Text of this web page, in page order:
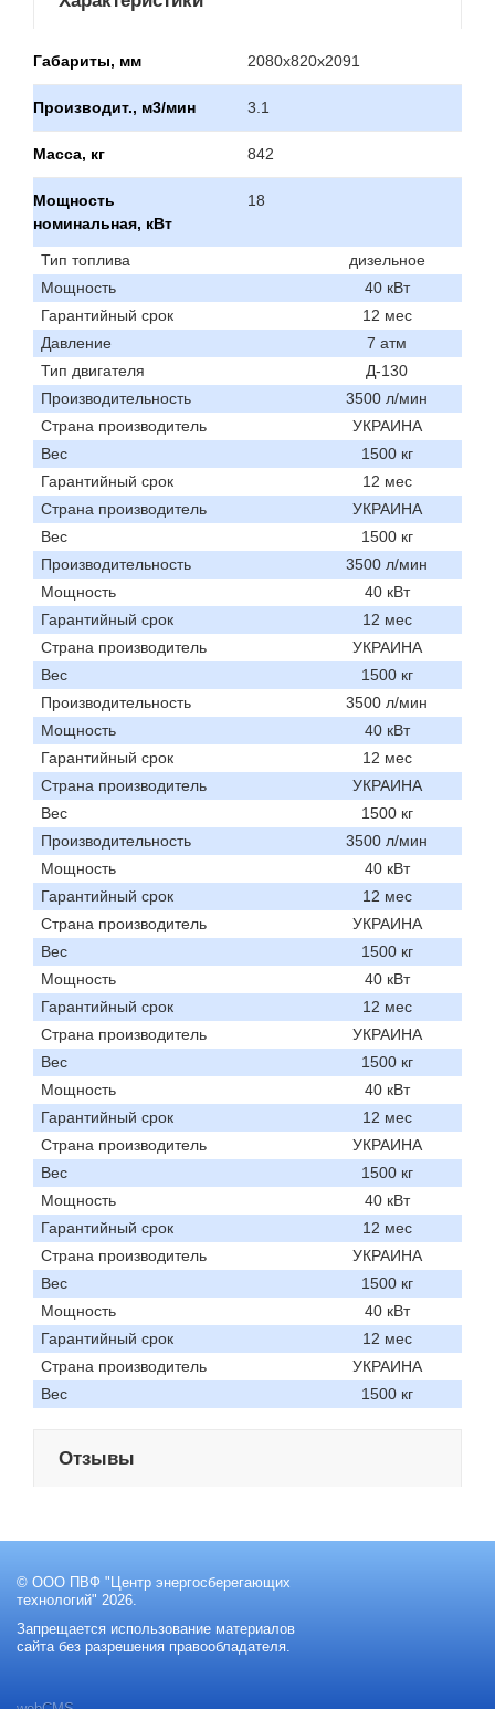
Габариты, мм 2080х820х2091
Производит., м3/мин 3.1
Масса, кг 842
Мощность
номинальная, кВт
18
Тип топлива
дизельное
Мощность
40 кВт
Гарантийный срок
12 мес
Давление
7 атм
Тип двигателя
Д-130
Производительность
3500 л/мин
Страна производитель
УКРАИНА
Вес
1500 кг
Гарантийный срок
12 мес
Страна производитель
УКРАИНА
Вес
1500 кг
Производительность
3500 л/мин
Мощность
40 кВт
Гарантийный срок
12 мес
Страна производитель
УКРАИНА
Вес
1500 кг
Производительность
3500 л/мин
Мощность
40 кВт
Гарантийный срок
12 мес
Страна производитель
УКРАИНА
Вес
1500 кг
Производительность
3500 л/мин
Мощность
40 кВт
Гарантийный срок
12 мес
Страна производитель
УКРАИНА
Вес
1500 кг
Мощность
40 кВт
Гарантийный срок
12 мес
Страна производитель
УКРАИНА
Вес
1500 кг
Мощность
40 кВт
Гарантийный срок
12 мес
Страна производитель
УКРАИНА
Вес
1500 кг
Мощность
40 кВт
Гарантийный срок
12 мес
Страна производитель
УКРАИНА
Вес
1500 кг
Мощность
40 кВт
Гарантийный срок
12 мес
Страна производитель
УКРАИНА
Вес
1500 кг
Отзывы
© ООО ПВФ "Центр энергосберегающих
технологий" 2026.
Запрещается использование материалов
сайта без разрешения правообладателя.